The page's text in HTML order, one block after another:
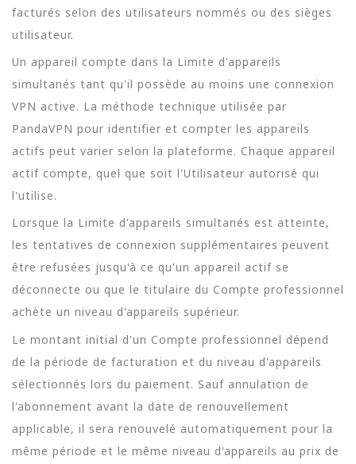
facturés selon des utilisateurs nommés ou des sièges
utilisateur.
Un appareil compte dans la Limite d'appareils
simultanés tant qu'il possède au moins une connexion
VPN active. La méthode technique utilisée par
PandaVPN pour identifier et compter les appareils
actifs peut varier selon la plateforme. Chaque appareil
actif compte, quel que soit l'Utilisateur autorisé qui
l'utilise.
Lorsque la Limite d'appareils simultanés est atteinte,
les tentatives de connexion supplémentaires peuvent
être refusées jusqu'à ce qu'un appareil actif se
déconnecte ou que le titulaire du Compte professionnel
achète un niveau d'appareils supérieur.
Le montant initial d'un Compte professionnel dépend
de la période de facturation et du niveau d'appareils
sélectionnés lors du paiement. Sauf annulation de
l'abonnement avant la date de renouvellement
applicable, il sera renouvelé automatiquement pour la
même période et le même niveau d'appareils au prix de